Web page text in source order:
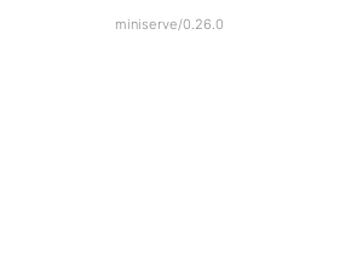
miniserve/0.26.0